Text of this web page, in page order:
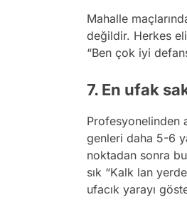
Mahalle
değildir. Herkes
“Ben çok iyi
7. En ufak
Profesyonelinden
genleri daha 5-6
noktadan sonra
sık “Kalk lan
ufacık yarayı